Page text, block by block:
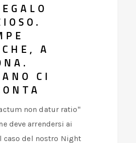
A
CI
non datur ratio"
deve arrendersi ai
caso del nostro Night